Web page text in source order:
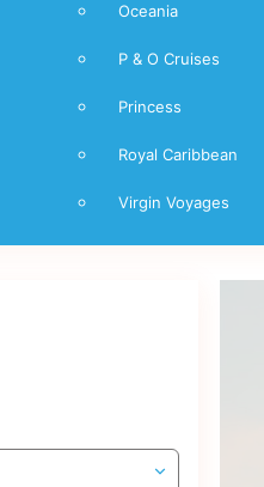
Oceania
P & O Cruises
Princess
Royal Caribbean
Virgin Voyages